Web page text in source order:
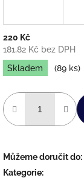
220 Kč
181,82 Kč bez DPH
Měrná
cena:
Skladem (89 ks)
Můžeme doručit do:
Kategorie: